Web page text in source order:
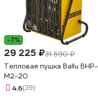
-7%
29 225 ₽31 590 ₽
Тепловая пушка Ballu BHP-
M2-20
4.6(39)